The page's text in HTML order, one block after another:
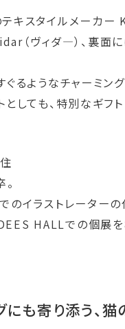
キスタイルメーカー
（ヴィダ―）、裏面
るようなチャーミン
しても、特別なギフ
のイラストレーターの
HALLでの個展を
も寄り添う、猫